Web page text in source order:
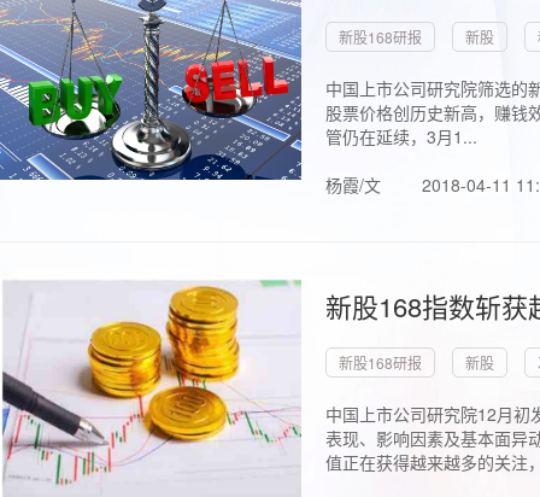
新股168研报 新股
中国上市公司研究院筛选的
股票价格创历史新高，赚钱
管仍在延续，3月1...
杨霞/文
2018-04-11
新股168指数斩
新股168研报 新股
中国上市公司研究院12月初
表现、影响因素及基本面异
值正在获得越来越多的关注